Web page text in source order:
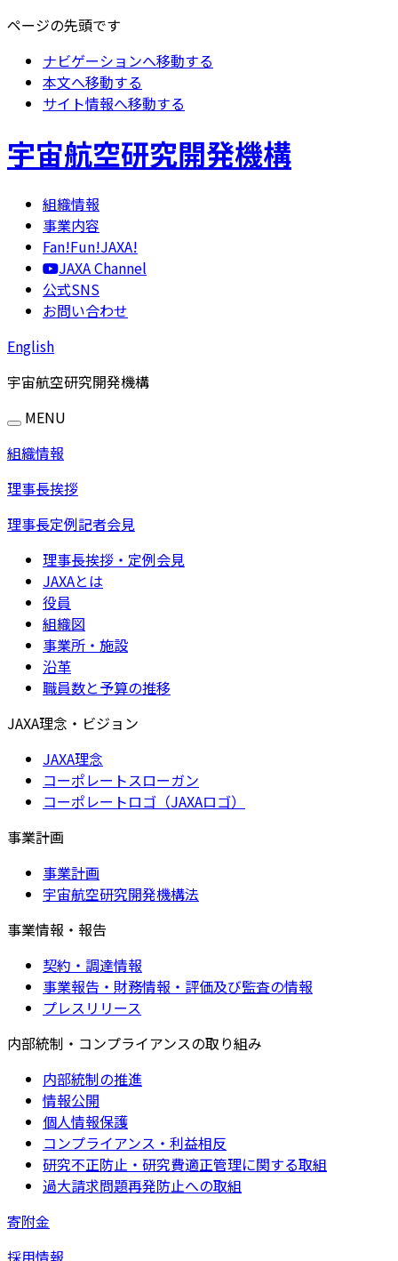
ページの先頭です
ナビゲーションへ移動する
本文へ移動する
サイト情報へ移動する
宇宙航空研究開発機構
組織情報
事業内容
Fan!Fun!JAXA!
JAXA Channel
公式SNS
お問い合わせ
English
宇宙航空研究開発機構
MENU
組織情報
理事長挨拶
理事長定例記者会見
理事長挨拶・定例会見
JAXAとは
役員
組織図
事業所・施設
沿革
職員数と予算の推移
JAXA理念・ビジョン
JAXA理念
コーポレートスローガン
コーポレートロゴ（JAXAロゴ）
事業計画
事業計画
宇宙航空研究開発機構法
事業情報・報告
契約・調達情報
事業報告・財務情報・評価及び監査の情報
プレスリリース
内部統制・コンプライアンスの取り組み
内部統制の推進
情報公開
個人情報保護
コンプライアンス・利益相反
研究不正防止・研究費適正管理に関する取組
過大請求問題再発防止への取組
寄附金
採用情報